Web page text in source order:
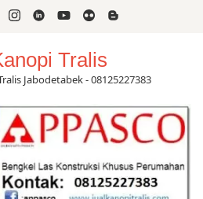
Tralis
Jabodetabek - 08125227383